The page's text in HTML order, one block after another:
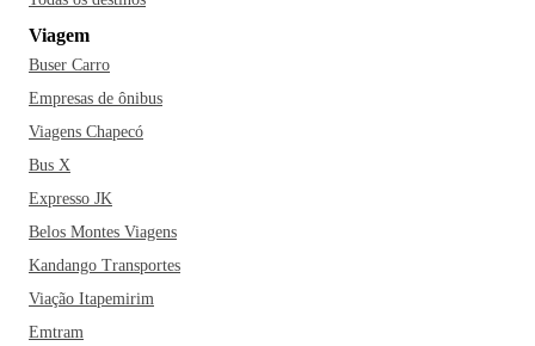
meio à arquitetura que se manteve intacta desde o século
XVII, sendo declarada como Patrimônio Mundial pela
Unesco. Palco de um dos maiores carnavais de rua do
mundo, segundo o Guinness Book, Salvador também
recebeu o título de “Cidade da Música”.
chama a atenção por suas influências africanas e a cidade é
brasileiro, mais conhecido como Olodum, também se
consagrou na cidade de Salvador e hoje é uma das maiores
representações culturais do país. A cidade também foi palco
de umas primeiras escolas de capoeira, representação
Viagem
Buser Carro
Empresas de ônibus
Viagens Chapecó
Bus X
Expresso JK
Belos Montes Viagens
Kandango Transportes
Viação Itapemirim
Emtram